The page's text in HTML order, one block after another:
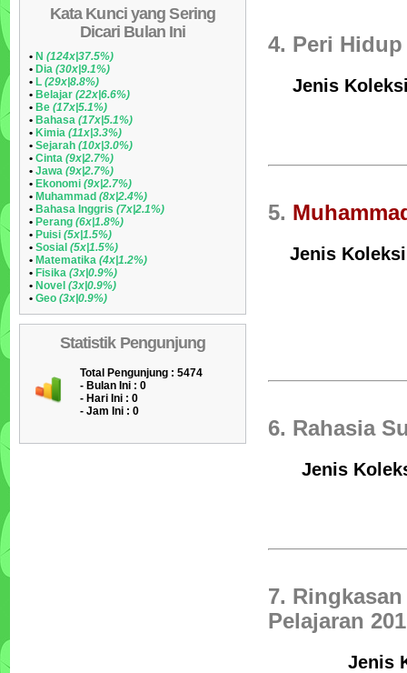
Kata Kunci yang Sering
Dicari Bulan Ini
• N (124x|37.5%)
• Dia (30x|9.1%)
• L (29x|8.8%)
• Belajar (22x|6.6%)
• Be (17x|5.1%)
• Bahasa (17x|5.1%)
• Kimia (11x|3.3%)
• Sejarah (10x|3.0%)
• Cinta (9x|2.7%)
• Jawa (9x|2.7%)
• Ekonomi (9x|2.7%)
• Muhammad (8x|2.4%)
• Bahasa Inggris (7x|2.1%)
• Perang (6x|1.8%)
• Puisi (5x|1.5%)
• Sosial (5x|1.5%)
• Matematika (4x|1.2%)
• Fisika (3x|0.9%)
• Novel (3x|0.9%)
• Geo (3x|0.9%)
Statistik Pengunjung
Total Pengunjung : 5474
- Bulan Ini : 0
- Hari Ini : 0
- Jam Ini : 0
4. Peri
Jenis
5.
Jenis
6. Rahasia
Jenis
7.
Pelajaran
Jenis